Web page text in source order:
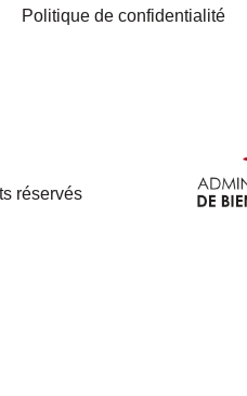
Politique de confidentialité
réservés